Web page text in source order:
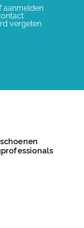
aanmelden
vergeten